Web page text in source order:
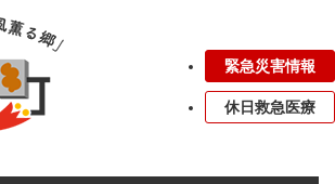
メニューを飛ばして本文へ
緊急災害情報
休日救急医療